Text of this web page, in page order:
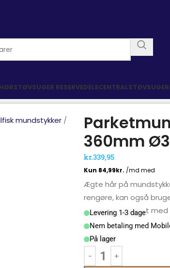
STØVSUGER RESERVEDELE
mundstykker
360mm
kr.339,95
Ægte hår på
rengøre, kan også
flugter horisontalt med
Levering 1-3 dage
Nem betaling med
På lager